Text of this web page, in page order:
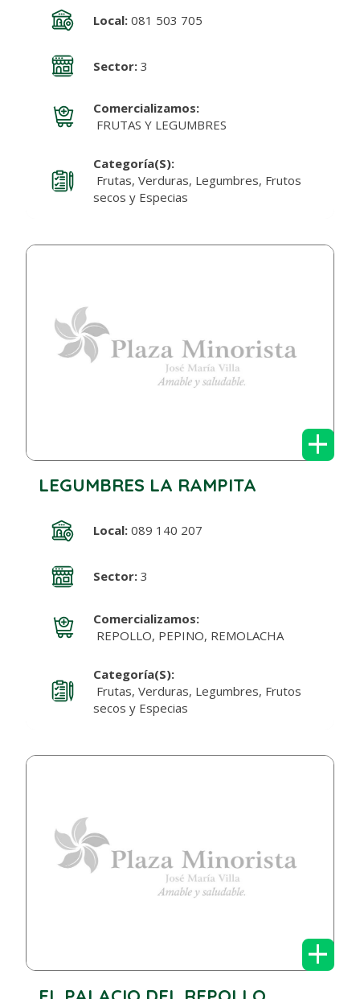
Local:081 503 705
Sector:3
Comercializamos:
FRUTAS Y LEGUMBRES
Categoría(s):
Frutas, Verduras, Legumbres, Frutos
secos y Especias
+
LEGUMBRES LA RAMPITA
Local:089 140 207
Sector:3
Comercializamos:
REPOLLO, PEPINO, REMOLACHA
Categoría(s):
Frutas, Verduras, Legumbres, Frutos
secos y Especias
+